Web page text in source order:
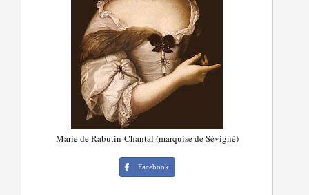
Marie de Rabutin-Chantal (marquise de Sévigné)
Facebook